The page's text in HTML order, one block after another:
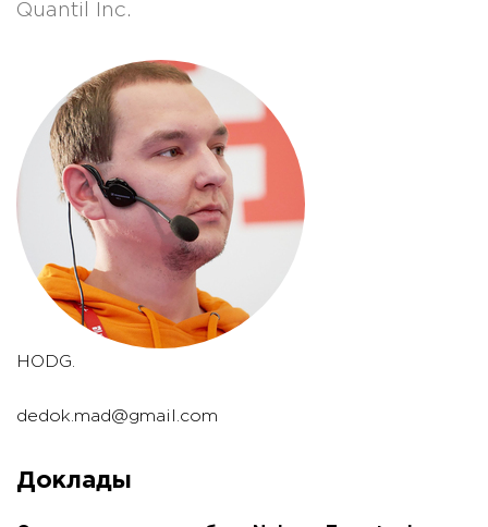
Quantil Inc.
HODG.
dedok.mad@gmail.com
Доклады